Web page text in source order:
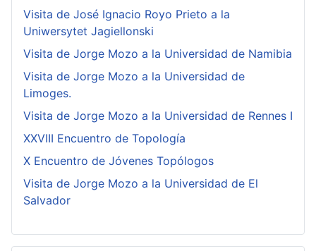
Visita de José Ignacio Royo Prieto a la
Uniwersytet Jagiellonski
Visita de Jorge Mozo a la Universidad de Namibia
Visita de Jorge Mozo a la Universidad de
Limoges.
Visita de Jorge Mozo a la Universidad de Rennes I
XXVIII Encuentro de Topología
X Encuentro de Jóvenes Topólogos
Visita de Jorge Mozo a la Universidad de El
Salvador